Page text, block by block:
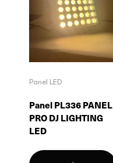
Panel LED
Panel PL336 PANEL
PRO DJ LIGHTING
LED